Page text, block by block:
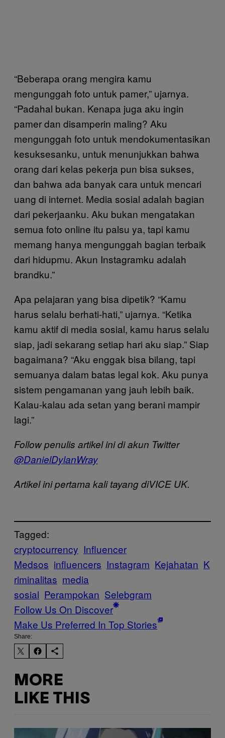
“Beberapa orang mengira kamu
mengunggah foto untuk pamer,” ujarnya.
“Padahal bukan. Kenapa juga aku ingin
pamer dan disamperin maling? Aku
mengunggah foto untuk mendokumentasikan
kesuksesanku, untuk menunjukkan bahwa
orang dari kelas pekerja pun bisa sukses,
dan bahwa ada banyak cara untuk mencari
uang di internet. Media sosial adalah bagian
dari pekerjaanku. Aku bukan mengatakan
semua foto online itu palsu ya, tapi kamu
memang hanya mengunggah bagian terbaik
dari hidupmu. Akun Instagramku adalah
brandku.”
Apa pelajaran yang bisa dipetik? “Kamu
harus selalu berhati-hati,” ujarnya. “Ketika
kamu aktif di media sosial, kamu harus selalu
siap, jadi sekarang setiap hari aku siap.” Siap
bagaimana? “Aku enggak bisa bilang, tapi
semuanya dalam batas legal kok. Aku punya
sistem pengamanan yang jauh lebih baik.
Kalau-kalau ada setan yang berani mampir
lagi.”
Follow penulis artikel ini di akun Twitter
@DanielDylanWray
Artikel ini pertama kali tayang diVICE UK.
Tagged:
cryptocurrency Influencer
Medsos influencers Instagram Kejahatan K
riminalitas media
sosial Perampokan Selebgram
Follow Us On Discover
Make Us Preferred In Top Stories
Share:
MORE
LIKE THIS